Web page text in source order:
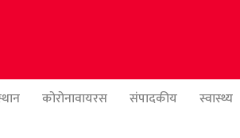
कोरोनावायरस संपादकीय स्वास्थ्य